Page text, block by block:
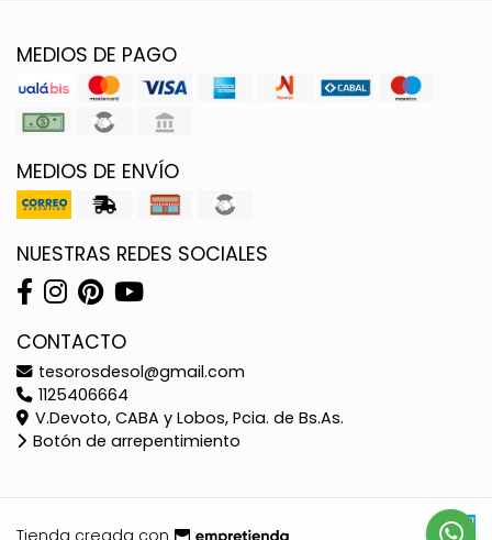
MEDIOS DE PAGO
MEDIOS DE ENVÍO
NUESTRAS REDES SOCIALES
CONTACTO
tesorosdesol@gmail.com
1125406664
V.Devoto, CABA y Lobos, Pcia. de Bs.As.
Botón de arrepentimiento